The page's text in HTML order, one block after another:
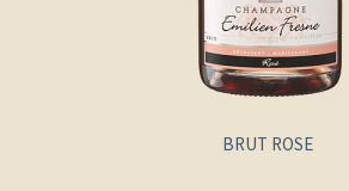
BRUT ROSE